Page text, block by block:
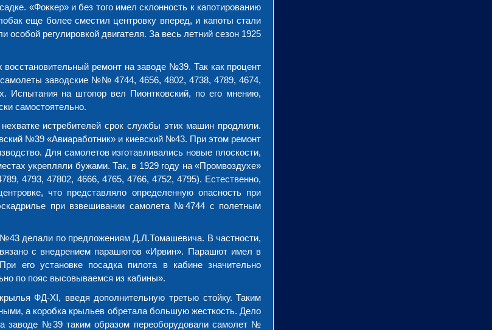
«Фоккер» и без того имел склонность к капотированию
еще более сместил центровку вперед, и капоты стали
регулировкой двигателя. За весь летний сезон 1925
ремонт на заводе №39. Так как процент
заводские №№ 4744, 4656, 4802, 4738, 4789, 4674,
Испытания на штопор вел Пионтковский, по его мнению,
самостоятельно.
истребителей срок службы этих машин продлили.
№39 «Авиаработник» и киевский №43. При этом ремонт
Для самолетов изготавливались новые плоскости,
укрепляли бужами. Так, в 1929 году на «Промвоздухе»
4793, 47802, 4666, 4765, 4766, 4752, 4795). Естественно,
что представляло определенную опасность при
при взвешивании самолета №4744 с полетным
делали по предложениям Д.Л.Томашевича. В частности,
с внедрением парашютов «Ирвин». Парашют имел в
его установке посадка пилота в кабине значительно
по пояс высовываемся из кабины».
ФД-XI, введя дополнительную третью стойку. Таким
а коробка крыльев обретала большую жесткость. Дело
заводе №39 таким образом переоборудовали самолет №